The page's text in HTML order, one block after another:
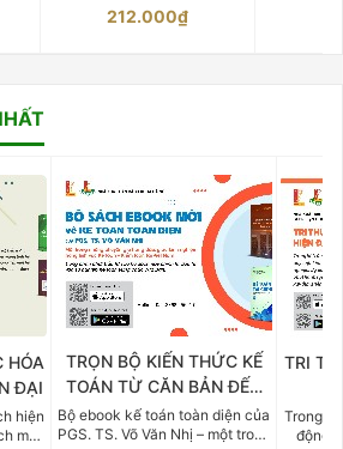
212.000₫
HÓA
ĐẠI
hiện
môi
TRỌN BỘ KIẾN THỨC KẾ
TOÁN TỪ CĂN BẢN ĐẾN
CHUYÊN SÂU
Bộ ebook kế toán toàn diện của
PGS. TS. Võ Văn Nhị – một trong
TRI
Trong
động